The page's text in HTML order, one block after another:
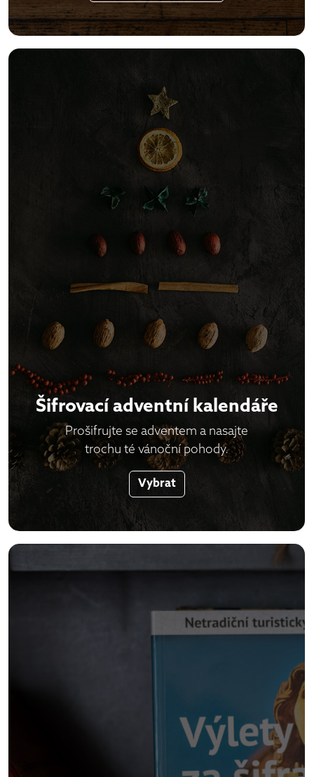
Šifrovací adventní kalendáře
Prošifrujte se adventem a nasajte
trochu té vánoční pohody.
Vybrat